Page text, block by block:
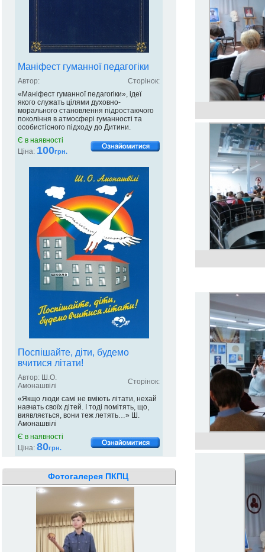
Маніфест гуманної педагогіки
Автор:
Сторінок:
«Маніфест гуманної педагогіки», ідеї
якого служать цілями духовно-
морального становлення підростаючого
покоління в атмосфері гуманності та
особистісного підходу до Дитини.
Є в наявності
Ціна: 100грн.
Поспішайте, діти, будемо
вчитися літати!
Автор: Ш.О.
Амонашвілі
Сторінок:
«Якщо люди самі не вміють літати, нехай
навчать своїх дітей. І тоді помітять, що,
виявляється, вони теж летять…» Ш.
Амонашвілі
Є в наявності
Ціна: 80грн.
Фотогалерея ПКПЦ